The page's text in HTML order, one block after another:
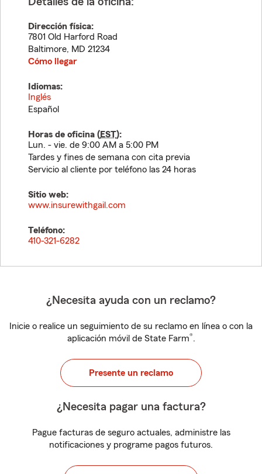
Dirección física:
7801 Old Harford Road
Baltimore, MD 21234
Cómo llegar
Idiomas:
Inglés
Español
Horas de oficina (EST):
Lun. - vie. de 9:00 AM a 5:00 PM
Tardes y fines de semana con cita previa
Servicio al cliente por teléfono las 24 horas
Sitio web:
www.insurewithgail.com
Teléfono:
410-321-6282
¿Necesita ayuda con un reclamo?
Inicie o realice un seguimiento de su reclamo en línea o con la
aplicación móvil de State Farm®.
Presente un reclamo
¿Necesita pagar una factura?
Pague facturas de seguro actuales, administre las
notificaciones y programe pagos futuros.